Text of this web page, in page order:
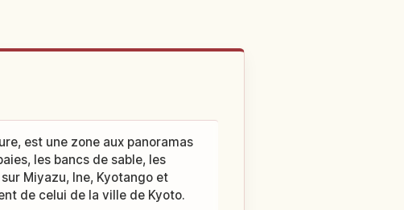
est une zone aux panoramas
les bancs de sable, les
Miyazu, Ine, Kyotango et
de celui de la ville de Kyoto.